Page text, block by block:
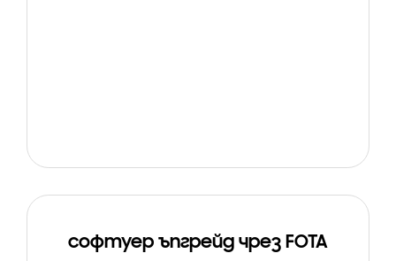
софтуер ъпгрейд чрез FOTA